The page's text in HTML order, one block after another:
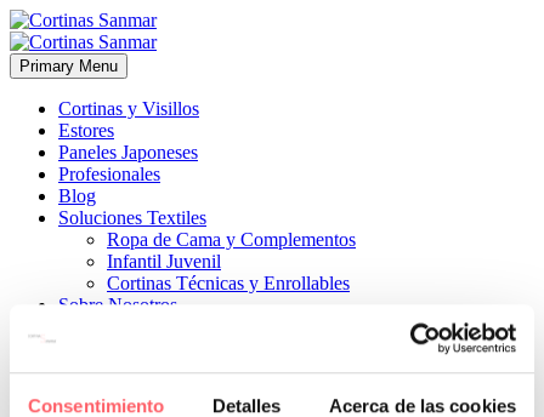
Consentimiento Detalles Acerca de las cookies
Primary Menu
Cortinas y Visillos
Estores
Paneles Japoneses
Profesionales
Blog
Soluciones Textiles
Ropa de Cama y Complementos
Infantil Juvenil
Cortinas Técnicas y Enrollables
Sobre Nosotros
¿Cómo Trabajamos?